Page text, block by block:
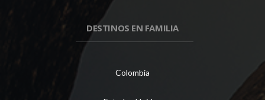
DESTINOS EN FAMILIA
Colombia